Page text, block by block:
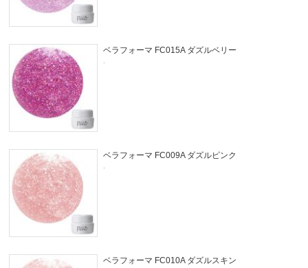
ベラフォーマ FC015A ダズルベリー
.
ベラフォーマ FC009A ダズルピンク
.
ベラフォーマ FC010A ダズルスキン